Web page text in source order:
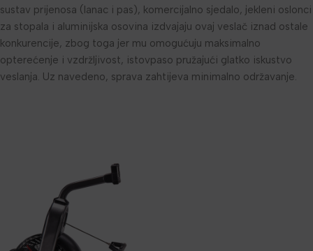
sustav prijenosa (lanac i pas), komercijalno sjedalo, jekleni oslonci
za stopala i aluminijska osovina izdvajaju ovaj veslač iznad ostale
konkurencije, zbog toga jer mu omogućuju maksimalno
opterećenje i vzdržljivost, istovpaso pružajući glatko iskustvo
veslanja. Uz navedeno, sprava zahtijeva minimalno održavanje.